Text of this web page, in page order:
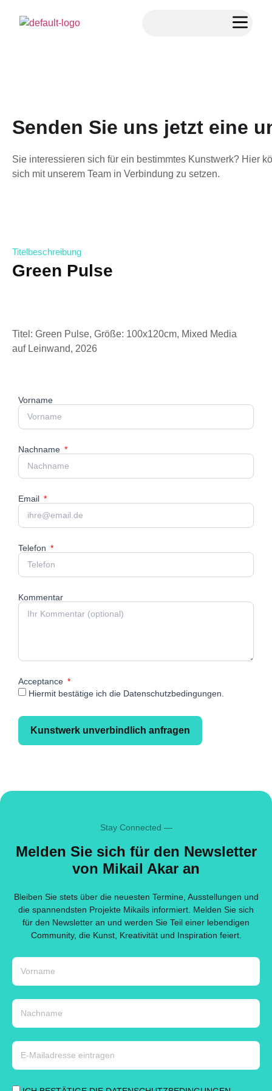
Senden Sie uns jetzt eine
Sie interessieren sich für ein bestimmtes Kunstwerk? Hier
sich mit unserem Team in Verbindung zu setzen.
Titelbeschreibung
Green Pulse
Titel: Green Pulse, Größe: 100x120cm, Mixed Media
auf Leinwand, 2026
Vorname
Nachname
Email
Telefon
Kommentar
Acceptance
Hiermit bestätige ich die Datenschutzbedingungen.
Kunstwerk unverbindlich anfragen
Stay Connected —
Melden Sie sich für den Newsletter
von Mikail Akar an
Bleiben Sie stets über die neuesten Termine, Ausstellungen und
die spannendsten Projekte Mikails informiert. Melden Sie sich
für den Newsletter an und werden Sie Teil einer lebendigen
Community, die Kunst, Kreativität und Inspiration feiert.